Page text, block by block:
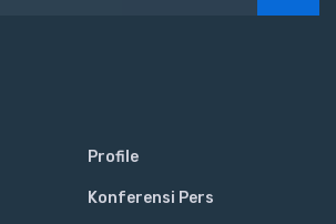
Profile
Konferensi Pers